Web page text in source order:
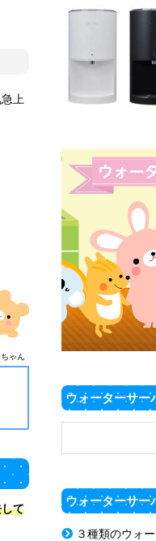
上
ゃん
て
ウォーターサー
ウォーターサー
３種類のウォ